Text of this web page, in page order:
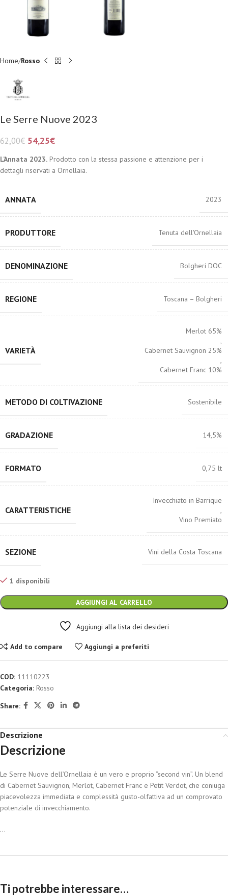
Home Rosso
Le Serre Nuove 2023
62,00€ 54,25€
L’Annata 2023. Prodotto con la stessa passione e attenzione per i
dettagli riservati a Ornellaia.
ANNATA 2023
PRODUTTORE Tenuta dell'Ornellaia
DENOMINAZIONE Bolgheri DOC
REGIONE Toscana – Bolgheri
VARIETÀ
Merlot 65%
,
Cabernet Sauvignon 25%
,
Cabernet Franc 10%
METODO DI COLTIVAZIONE Sostenibile
GRADAZIONE 14,5%
FORMATO 0,75 lt
CARATTERISTICHE
Invecchiato in Barrique
,
Vino Premiato
SEZIONE Vini della Costa Toscana
1 disponibili
AGGIUNGI AL CARRELLO
Aggiungi alla lista dei desideri
Add to compare Aggiungi a preferiti
COD: 11110223
Categoria: Rosso
Share:
Descrizione
Descrizione
Le Serre Nuove dell’Ornellaia è un vero e proprio “second vin”. Un blend
di Cabernet Sauvignon, Merlot, Cabernet Franc e Petit Verdot, che coniuga
piacevolezza immediata e complessità gusto-olfattiva ad un comprovato
potenziale di invecchiamento.
...
Ti potrebbe interessare…